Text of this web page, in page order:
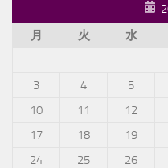
月
火 水
3
4 5
10
11 12
17
18 19
24
25 26